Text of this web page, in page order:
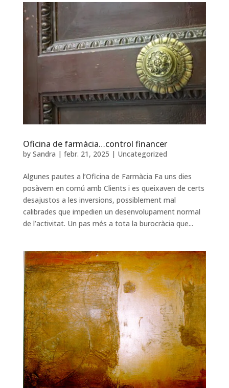
Oficina de farmàcia…control financer
by Sandra | febr. 21, 2025 | Uncategorized
Algunes pautes a l’Oficina de Farmàcia Fa uns dies
posàvem en comú amb Clients i es queixaven de certs
desajustos a les inversions, possiblement mal
calibrades que impedien un desenvolupament normal
de l’activitat. Un pas més a tota la burocràcia que...